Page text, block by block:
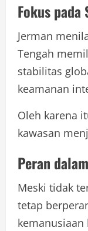
Fokus pada
Jerman
Tengah
stabilitas
keamanan
Oleh karena
kawasan
Peran
Meski tidak
tetap
kemanusiaan